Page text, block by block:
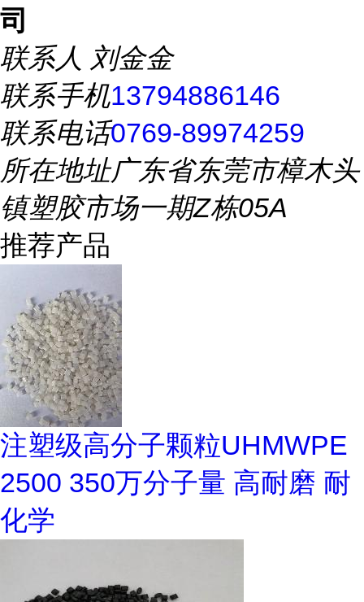
司
联系人 刘金金
联系手机13794886146
联系电话0769-89974259
所在地址广东省东莞市樟木头
镇塑胶市场一期Z栋05A
推荐产品
注塑级高分子颗粒UHMWPE
2500 350万分子量 高耐磨 耐
化学